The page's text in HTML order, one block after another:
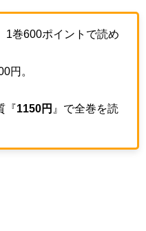
1巻600ポイントで読め
円。
『1150円 』で全巻を読